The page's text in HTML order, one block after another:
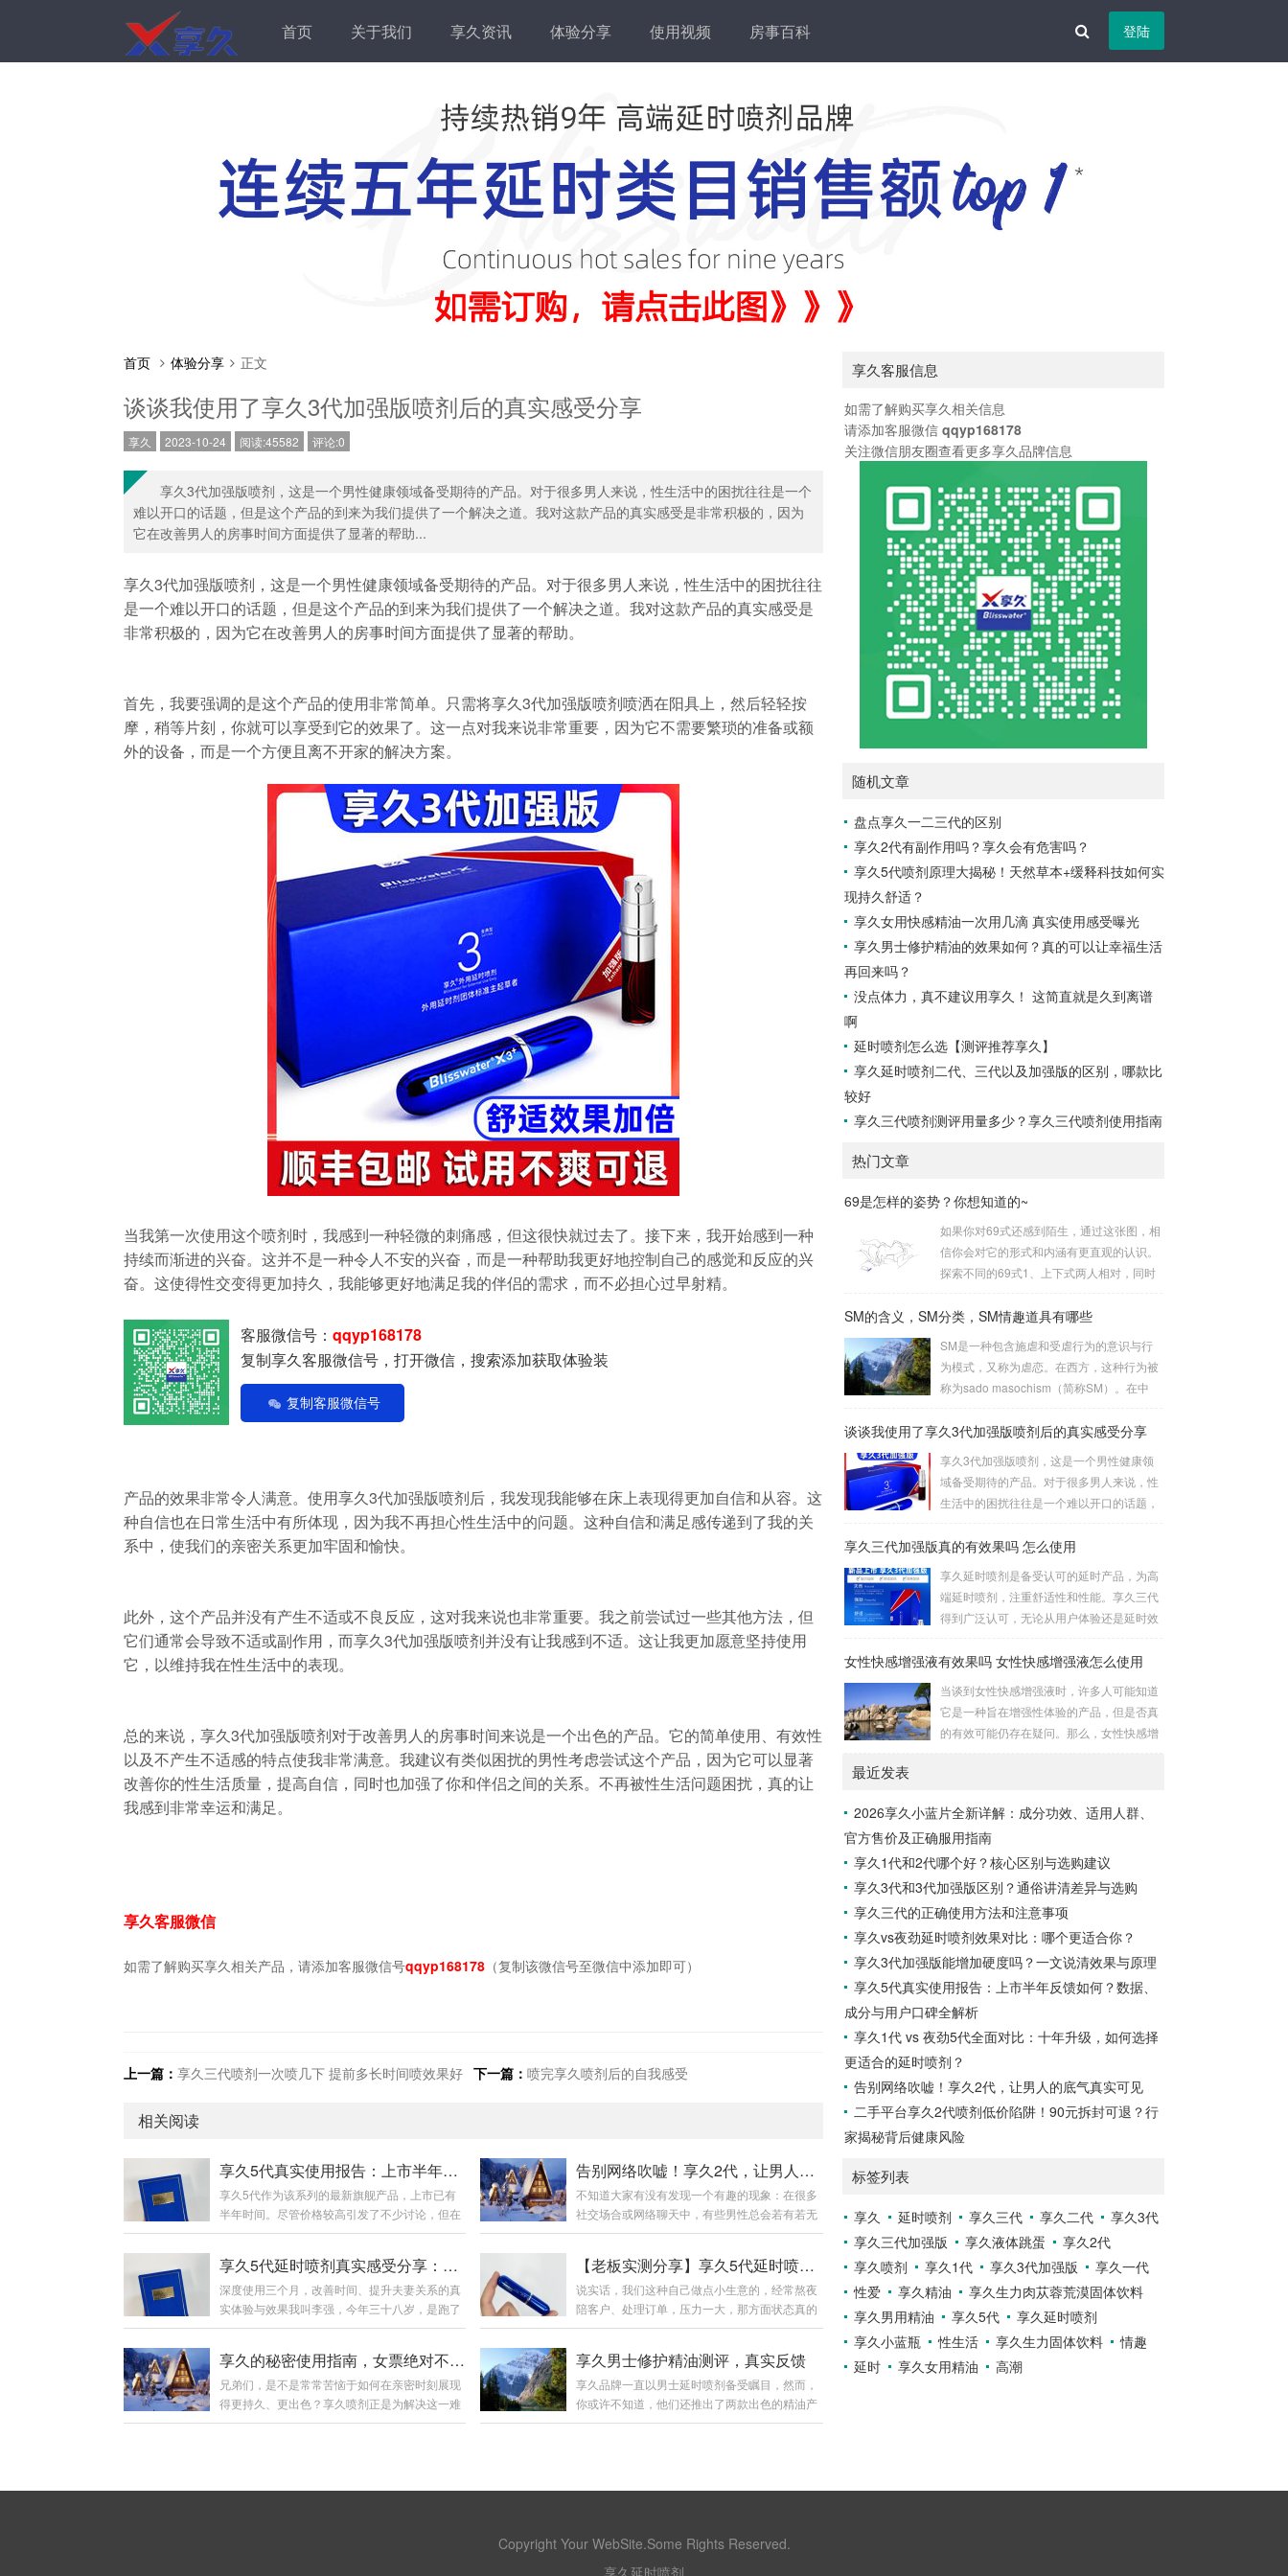
首页 关于我们 享久资讯 体验分享 使用视频 房事百科 登陆
首页 体验分享 正文
谈谈我使用了享久3代加强版喷剂后的真实感受分享
享久 2023-10-24 阅读:45582 评论:0
享久3代加强版喷剂，这是一个男性健康领域备受期待的产品。对于很多男人来说，性生活中的困扰往往是一个
难以开口的话题，但是这个产品的到来为我们提供了一个解决之道。我对这款产品的真实感受是非常积极的，因为
它在改善男人的房事时间方面提供了显著的帮助...
享久3代加强版喷剂，这是一个男性健康领域备受期待的产品。对于很多男人来说，性生活中的困扰往往
是一个难以开口的话题，但是这个产品的到来为我们提供了一个解决之道。我对这款产品的真实感受是
非常积极的，因为它在改善男人的房事时间方面提供了显著的帮助。
首先，我要强调的是这个产品的使用非常简单。只需将享久3代加强版喷剂喷洒在阳具上，然后轻轻按
摩，稍等片刻，你就可以享受到它的效果了。这一点对我来说非常重要，因为它不需要繁琐的准备或额
外的设备，而是一个方便且离不开家的解决方案。
当我第一次使用这个喷剂时，我感到一种轻微的刺痛感，但这很快就过去了。接下来，我开始感到一种
持续而渐进的兴奋。这并不是一种令人不安的兴奋，而是一种帮助我更好地控制自己的感觉和反应的兴
奋。这使得性交变得更加持久，我能够更好地满足我的伴侣的需求，而不必担心过早射精。
客服微信号： qqyp168178
复制享久客服微信号，打开微信，搜索添加获取体验装
复制客服微信号
产品的效果非常令人满意。使用享久3代加强版喷剂后，我发现我能够在床上表现得更加自信和从容。这
种自信也在日常生活中有所体现，因为我不再担心性生活中的问题。这种自信和满足感传递到了我的关
系中，使我们的亲密关系更加牢固和愉快。
此外，这个产品并没有产生不适或不良反应，这对我来说也非常重要。我之前尝试过一些其他方法，但
它们通常会导致不适或副作用，而享久3代加强版喷剂并没有让我感到不适。这让我更加愿意坚持使用
它，以维持我在性生活中的表现。
总的来说，享久3代加强版喷剂对于改善男人的房事时间来说是一个出色的产品。它的简单使用、有效性
以及不产生不适感的特点使我非常满意。我建议有类似困扰的男性考虑尝试这个产品，因为它可以显著
改善你的性生活质量，提高自信，同时也加强了你和伴侣之间的关系。不再被性生活问题困扰，真的让
我感到非常幸运和满足。
享久客服微信
如需了解购买享久相关产品，请添加客服微信号qqyp168178 （复制该微信号至微信中添加即可）
上一篇： 享久三代喷剂一次喷几下 提前多长时间喷效果好 下一篇： 喷完享久喷剂后的自我感受
相关阅读
享久5代真实使用报告：上市半年反馈如何？数据、成分与用户口碑全解析
享久5代作为该系列的最新旗舰产品，上市已有
半年时间。尽管价格较高引发了不少讨论，但在
时间控制、体感舒适度等方面的表现，经过市场
成分、实测数据以及用户口碑等多个维度，全面
解析这款高端延时喷剂。享久5代的核心数据与
价格定位享久5代目前是享久系列中定价最高的
产品：6ml装售价1299元，3ml装也要999元。这
位相匹配的是其升级的成分与性能表现。核心成
分：肾精草、肉苁蓉、锁阳、人参、鹿茸、冬虫
夏草、...
告别网络吹嘘！享久2代，让男人的底气真实可见
不知道大家有没有发现一个有趣的现象：在很多
社交场合或网络聊天中，有些男性总会若有若无
地暗示自己“能力出众”，仿佛不用任何辅助，也
者”——面子上不愿认输，话里话外却可能藏着小
秘密。尤其在各类社交平台，人均“一小时”、年
薪百万的传说比比皆是，可稍微一想就明白，这
多半是加了滤镜的剧本。回归现实，亚洲男性的
能轻易复刻。不借助外用喷剂，真正能稳定发挥
的并不多，更别说那些依赖酒精的暂时“提
升”——伤身不...
享久5代延时喷剂真实感受分享：一位长途司机的亲测报告
深度使用三个月，改善时间、提升夫妻关系的真
实体验与效果我叫李强，今年三十八岁，是跑了
十几年长途的货车司机。常年夜路奔波，饮食作
心。妻子虽然没明说，但每次房事后那声不易察
觉的叹息，像根针扎在我心上。三个月前，我在
服务区休息时，听同行聊起享久5代。起初觉得
是江湖偏方，但看着手机里妻子和孩子的照片，
【老板实测分享】享久5代延时喷剂真有用吗？快递小哥也悄悄回购了！
说实话，我们这种自己做点小生意的，经常熬夜
陪客户、处理订单，压力一大，那方面状态真的
会下滑。有时候明明想了，但身体跟不上，心里
告，说是能改善时间，我就半信半疑下单买了一
瓶。到货那天还挺隐蔽，黑盒子包装，拆开就是
个小蓝瓶，没啥味道。第一次用有点紧张，洗完
澡喷了一下（喷头设计还挺好控制），凉凉的但
享久的秘密使用指南，女票绝对不会察觉！
兄弟们，是不是常常苦恼于如何在亲密时刻展现
得更持久、更出色？享久喷剂正是为解决这一难
题而诞生的神器。不过，有时我们也会担忧使用
享久男士修护精油测评，真实反馈
享久品牌一直以男士延时喷剂备受瞩目，然而，
你或许不知道，他们还推出了两款出色的精油产
品：男士修复养护滋养精油和女士快感增强精
滋养精油专为男性设计，主要用于修复和滋养阴
茎海绵体。众所周知，阴茎健康对男性至关重
享久客服信息
如需了解购买享久相关信息
请添加客服微信 qqyp168178
关注微信朋友圈查看更多享久品牌信息
随机文章
盘点享久一二三代的区别
享久2代有副作用吗？享久会有危害吗？
享久5代喷剂原理大揭秘！天然草本+缓释科技如何实
现持久舒适？
享久女用快感精油一次用几滴 真实使用感受曝光
享久男士修护精油的效果如何？真的可以让幸福生活
再回来吗？
没点体力，真不建议用享久！ 这简直就是久到离谱
啊
延时喷剂怎么选【测评推荐享久】
享久延时喷剂二代、三代以及加强版的区别，哪款比
较好
享久三代喷剂测评用量多少？享久三代喷剂使用指南
热门文章
69是怎样的姿势？你想知道的~
如果你对69式还感到陌生，通过这张图，相
信你会对它的形式和内涵有更直观的认识。
探索不同的69式1、上下式两人相对，同时
出深度的身体交流。2、侧躺式最为舒适的
这种体位让双方能更轻松地互相口爱。3、
立式是一种较为高难度的体位，其中一人站
立，而另一人倒立。考验了男女双方身体素
势的独特之处在于，女性可以更轻松地掌控
伴侣的口舌刺激，同时避免疲劳。男性则可
通过合适的角度和...
SM的含义，SM分类，SM情趣道具有哪些
SM是一种包含施虐和受虐行为的意识与行
为模式，又称为虐恋。在西方，这种行为被
称为sado masochism（简称SM）。在中
词是由施虐倾向（Sadism）和受虐倾向（M
们通常所说的SM。SM情趣道具包括捆绑和
束缚、悬吊、性辅助工具、灌肠、导尿、窒
息、穿刺穿环、舔、野外调教、蜡烛、冰
具在使用时需要注意安全和卫生，尤其是涉
及到身体部位的刺激和捆绑时，要注意血...
谈谈我使用了享久3代加强版喷剂后的真实感受分享
享久3代加强版喷剂，这是一个男性健康领
域备受期待的产品。对于很多男人来说，性
生活中的困扰往往是一个难以开口的话题，
之道。我对这款产品的真实感受是非常积极
了显著的帮助。首先，我要强调的是这个产
品的使用非常简单。只需将享久3代加强版
喷剂喷洒在阳具上，然后轻轻按摩，稍等片
我来说非常重要，因为它不需要繁琐的准备
或额外的设备，而是一个方便且离不开家的
解决方案。当我第一次使用...
享久三代加强版真的有效果吗 怎么使用
享久延时喷剂是备受认可的延时产品，为高
端延时喷剂，注重舒适性和性能。享久三代
得到广泛认可，无论从用户体验还是延时效
理解析享久三代的成分包括红高颗、丁香、
参、秦椒、乙醇等。这些成分不仅减少敏感
度以延长时间，还添加了提升快感的成分，
实现延时效果的同时保留性生活的乐趣。产
效，30分钟至7小时内效果最佳，15小时内
持续有效。清洗...
女性快感增强液有效果吗 女性快感增强液怎么使用
当谈到女性快感增强液时，许多人可能知道
它是一种旨在增强性体验的产品，但是否真
的有效可能仍存在疑问。那么，女性快感增
液是一种针对女性的产品，据称可以增强性
欲。如果你在性方面感到冷漠，可以考虑尝
试这种产品，它可能有助于提高性表现，并
增加私处的敏感度，从而改善性生活。如果
性快感增强液来满足你的生理需求。女性快
感增强液的使用方法女性快感...
最近发表
2026享久小蓝片全新详解：成分功效、适用人群、
官方售价及正确服用指南
享久1代和2代哪个好？核心区别与选购建议
享久3代和3代加强版区别？通俗讲清差异与选购
享久三代的正确使用方法和注意事项
享久vs夜劲延时喷剂效果对比：哪个更适合你？
享久3代加强版能增加硬度吗？一文说清效果与原理
享久5代真实使用报告：上市半年反馈如何？数据、
成分与用户口碑全解析
享久1代 vs 夜劲5代全面对比：十年升级，如何选择
更适合的延时喷剂？
告别网络吹嘘！享久2代，让男人的底气真实可见
二手平台享久2代喷剂低价陷阱！90元拆封可退？行
家揭秘背后健康风险
标签列表
享久 延时喷剂 享久三代 享久二代
享久3代
享久三代加强版
享久液体跳蛋
享久2代
享久喷剂
享久1代 享久3代加强版
享久一代
性爱
享久精油
享久生力肉苁蓉荒漠固体饮料
享久男用精油
享久5代
享久延时喷剂
享久小蓝瓶
性生活 享久生力固体饮料
情趣
延时
享久女用精油 高潮
Copyright Your WebSite.Some Rights Reserved.